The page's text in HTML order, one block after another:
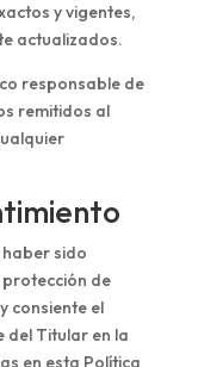
y vigentes,
actualizados.
responsable de
remitidos al
sido
de
consiente el
Titular en la
en esta Política